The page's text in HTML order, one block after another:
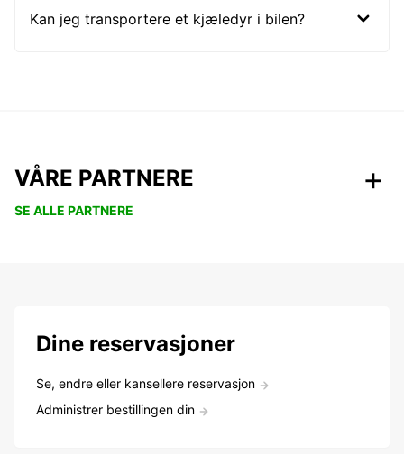
Kan jeg transportere et kjæledyr i bilen?
VÅRE PARTNERE
SE ALLE PARTNERE
Dine reservasjoner
Se, endre eller kansellere reservasjon
Administrer bestillingen din